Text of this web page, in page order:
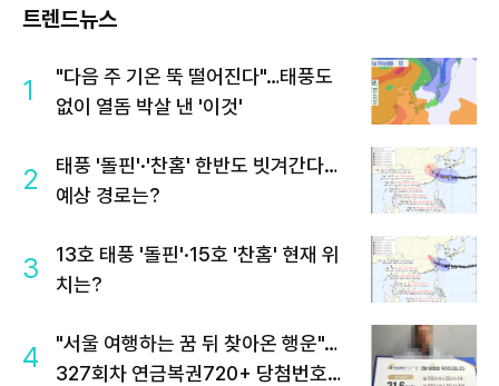
트렌드뉴스
1
"다음 주 기온 뚝 떨어진다"…태풍도
없이 열돔 박살 낸 '이것'
2
태풍 '돌핀'·'찬홈' 한반도 빗겨간다…
예상 경로는?
3
13호 태풍 '돌핀'·15호 '찬홈' 현재 위
치는?
4
"서울 여행하는 꿈 뒤 찾아온 행운"…
327회차 연금복권720+ 당첨번호조